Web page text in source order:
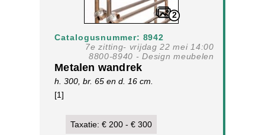
2
Catalogusnummer: 8942
7e zitting- vrijdag 22 mei 14:00
8800-8940 - Design meubelen
Metalen wandrek
h. 300, br. 65 en d. 16 cm.
[1]
Taxatie: € 200 - € 300